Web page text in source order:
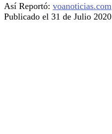
Así Reportó: voanoticias.com
Publicado el 31 de Julio 2020